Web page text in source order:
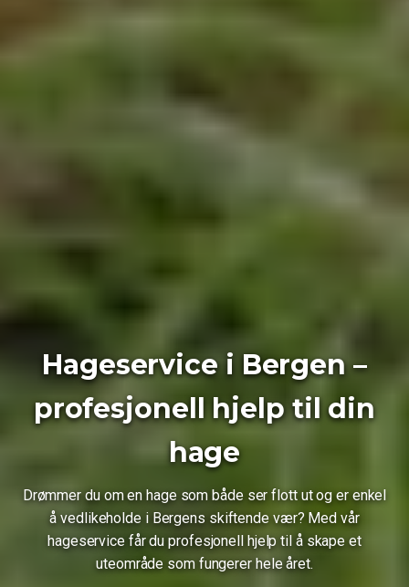
Hageservice i Bergen –
profesjonell hjelp til din
hage
Drømmer du om en hage som både ser flott ut og er enkel
å vedlikeholde i Bergens skiftende vær? Med vår
hageservice får du profesjonell hjelp til å skape et
uteområde som fungerer hele året.